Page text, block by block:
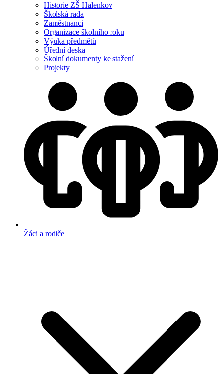
Historie ZŠ Halenkov
Školská rada
Zaměstnanci
Organizace školního roku
Výuka předmětů
Úřední deska
Školní dokumenty ke stažení
Projekty
Žáci a rodiče